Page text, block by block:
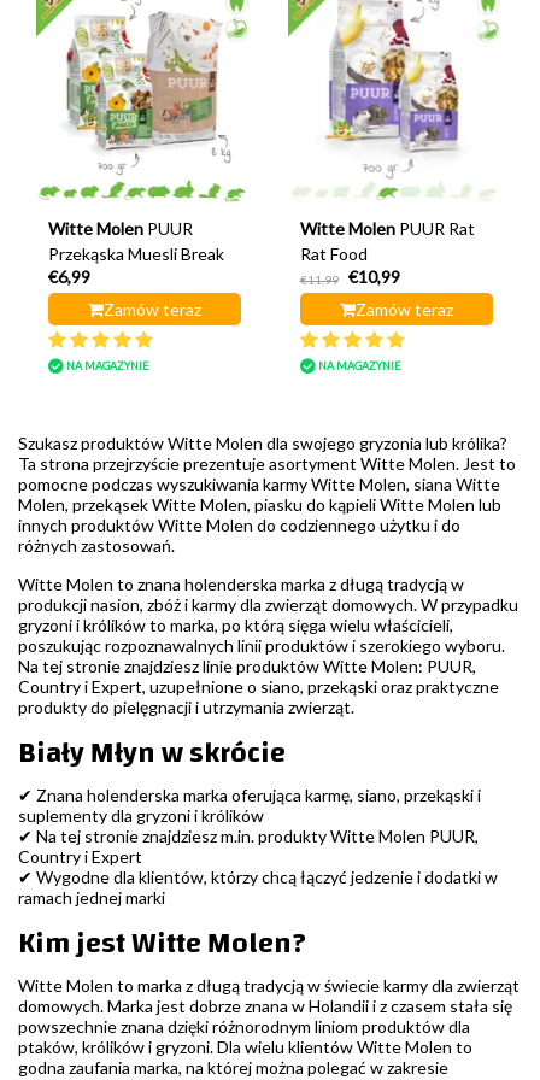
Witte Molen PUUR
Przekąska Muesli Break
€6,99
Zamów teraz
NA MAGAZYNIE
Witte Molen PUUR Rat
Rat Food
€11,99
€10,99
Zamów teraz
NA MAGAZYNIE
Szukasz produktów Witte Molen dla swojego gryzonia lub królika?
Ta strona przejrzyście prezentuje asortyment Witte Molen. Jest to
pomocne podczas wyszukiwania karmy Witte Molen, siana Witte
Molen, przekąsek Witte Molen, piasku do kąpieli Witte Molen lub
innych produktów Witte Molen do codziennego użytku i do
różnych zastosowań.
Witte Molen to znana holenderska marka z długą tradycją w
produkcji nasion, zbóż i karmy dla zwierząt domowych. W przypadku
gryzoni i królików to marka, po którą sięga wielu właścicieli,
poszukując rozpoznawalnych linii produktów i szerokiego wyboru.
Na tej stronie znajdziesz linie produktów Witte Molen: PUUR,
Country i Expert, uzupełnione o siano, przekąski oraz praktyczne
produkty do pielęgnacji i utrzymania zwierząt.
Biały Młyn w skrócie
✔ Znana holenderska marka oferująca karmę, siano, przekąski i
suplementy dla gryzoni i królików
✔ Na tej stronie znajdziesz m.in. produkty Witte Molen PUUR,
Country i Expert
✔ Wygodne dla klientów, którzy chcą łączyć jedzenie i dodatki w
ramach jednej marki
Kim jest Witte Molen?
Witte Molen to marka z długą tradycją w świecie karmy dla zwierząt
domowych. Marka jest dobrze znana w Holandii i z czasem stała się
powszechnie znana dzięki różnorodnym liniom produktów dla
ptaków, królików i gryzoni. Dla wielu klientów Witte Molen to
godna zaufania marka, na której można polegać w zakresie